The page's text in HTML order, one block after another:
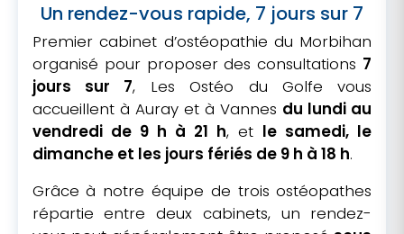
Un rendez-vous rapide, 7 jours sur 7
Premier cabinet d’ostéopathie du Morbihan
organisé pour proposer des consultations 7
jours sur 7, Les Ostéo du Golfe vous
accueillent à Auray et à Vannes du lundi au
vendredi de 9 h à 21 h, et le samedi, le
dimanche et les jours fériés de 9 h à 18 h.
Grâce à notre équipe de trois ostéopathes
répartie entre deux cabinets, un rendez-